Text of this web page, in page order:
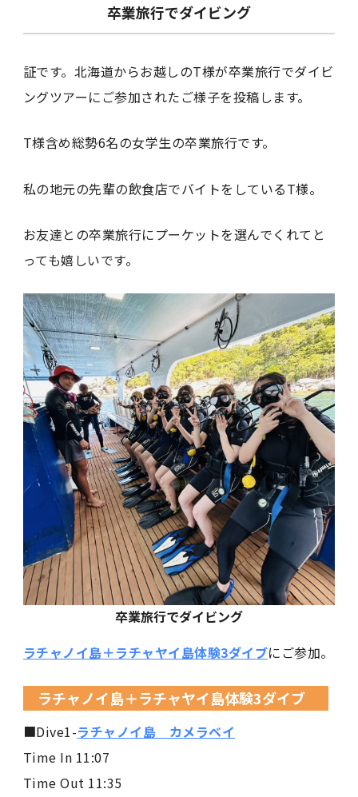
卒業旅行でダイビング
証です。北海道からお越しのT様が卒業旅行でダイビ
ングツアーにご参加されたご様子を投稿します。
T様含め総勢6名の女学生の卒業旅行です。
私の地元の先輩の飲食店でバイトをしているT様。
お友達との卒業旅行にプーケットを選んでくれてと
っても嬉しいです。
卒業旅行でダイビング
ラチャノイ島＋ラチャヤイ島体験3ダイブにご参加。
ラチャノイ島＋ラチャヤイ島体験3ダイブ
■Dive1-ラチャノイ島 カメラベイ
Time In 11:07
Time Out 11:35